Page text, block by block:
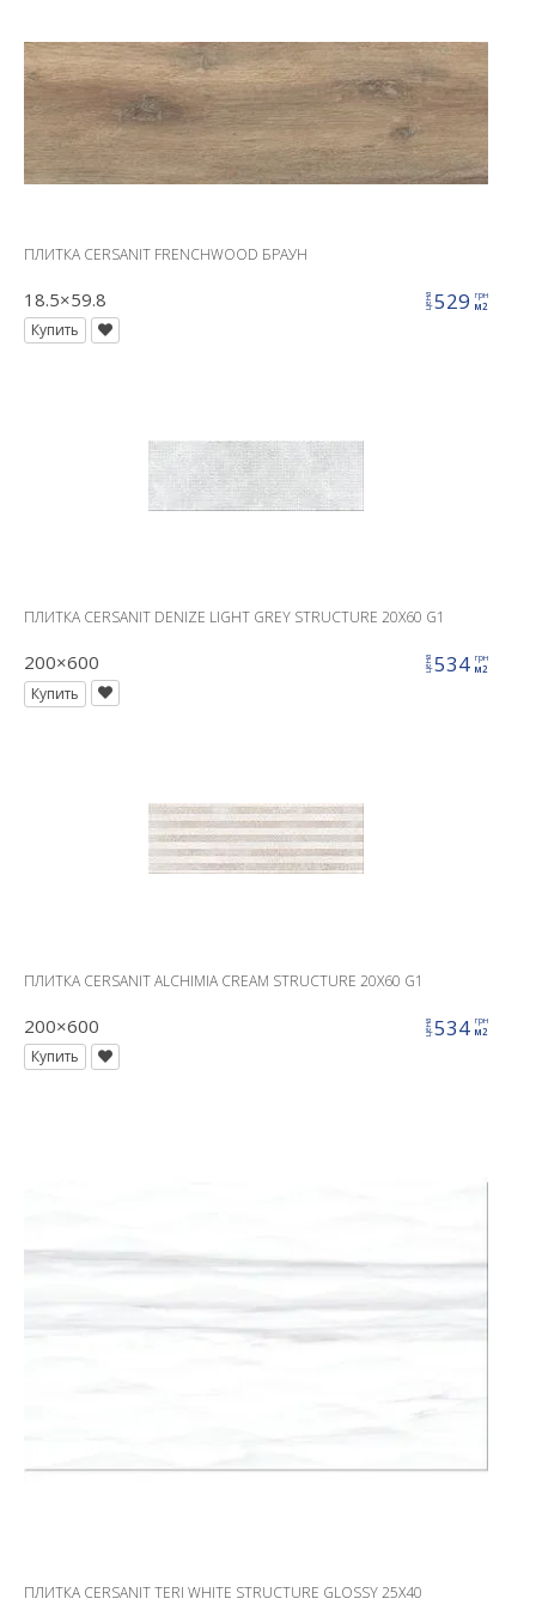
ПЛИТКА CERSANIT FRENCHWOOD БРАУН
18.5×59.8 цена529 грн
м2
Купить
ПЛИТКА CERSANIT DENIZE LIGHT GREY STRUCTURE 20X60 G1
200×600 цена534 грн
м2
Купить
ПЛИТКА CERSANIT ALCHIMIA CREAM STRUCTURE 20X60 G1
200×600 цена 534 грн
м2
Купить
ПЛИТКА CERSANIT TERI WHITE STRUCTURE GLOSSY 25X40